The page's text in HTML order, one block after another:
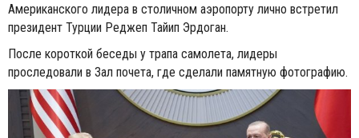
Американского лидера в столичном аэропорту лично встретил
президент Турции Реджеп Тайип Эрдоган.
После короткой беседы у трапа самолета, лидеры
проследовали в Зал почета, где сделали памятную фотографию.